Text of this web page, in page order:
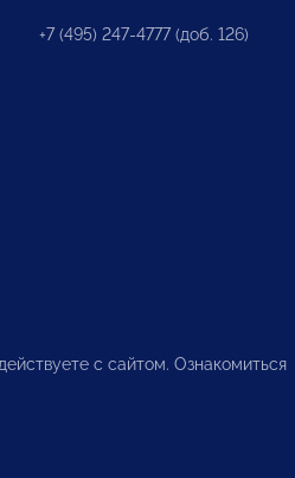
+7 (495) 247-4777 (доб. 126)
с сайтом. Ознакомиться